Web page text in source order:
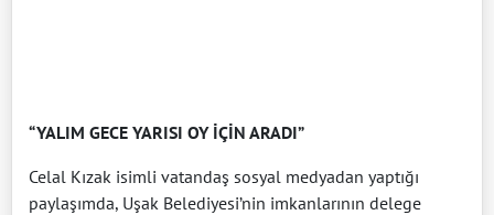
“YALIM GECE YARISI OY İÇİN ARADI”
Celal Kızak isimli vatandaş sosyal medyadan yaptığı
paylaşımda, Uşak Belediyesi’nin imkanlarının delege